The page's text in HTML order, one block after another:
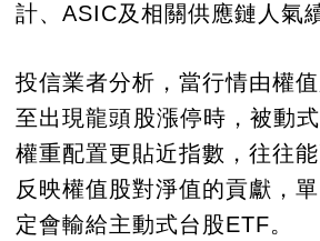
計、ASIC及相關供應鏈人氣
投信業者分析，當行情由權
至出現龍頭股漲停時，被動
權重配置更貼近指數，往往
反映權值股對淨值的貢獻，
定會輸給主動式台股ETF。